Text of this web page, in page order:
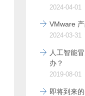
2024-04-01
VMware
2024-03-31
人工智能
办？
2019-08-01
即将到来